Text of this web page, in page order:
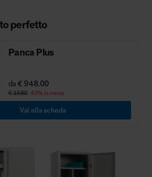
perfetto
Panca Plus
da€ 948.00
€ 1580 40% in meno
Vai alla scheda